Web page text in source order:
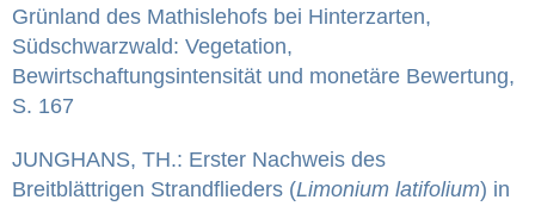
Grünland des Mathislehofs bei Hinterzarten,
Südschwarzwald: Vegetation,
Bewirtschaftungsintensität und monetäre Bewertung,
S. 167
JUNGHANS, TH.: Erster Nachweis des
Breitblättrigen Strandflieders (Limonium latifolium) in